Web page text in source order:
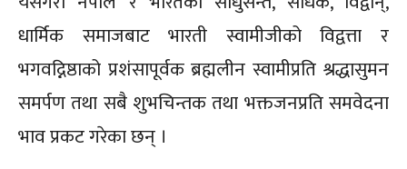
धार्मिक समाजबाट भारती स्वामीजीको विद्वत्ता र
भगवद्निष्ठाको प्रशंसापूर्वक ब्रह्मलीन स्वामीप्रति श्रद्धासुमन
समर्पण तथा सबै शुभचिन्तक तथा भक्तजनप्रति समवेदना
भाव प्रकट गरेका छन् ।